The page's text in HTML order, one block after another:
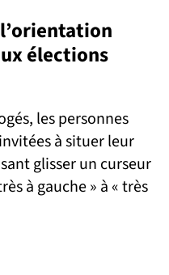
élections
les personnes
à situer leur
glisser un curseur
à gauche » à « très